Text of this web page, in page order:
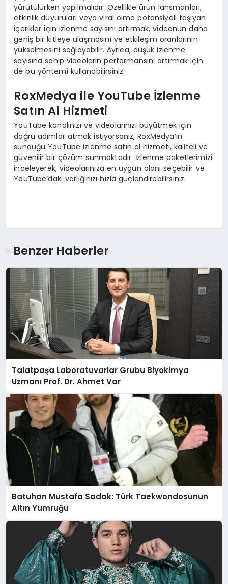
yürütülürken yapılmalıdır. Özellikle ürün lansmanları,
etkinlik duyuruları veya viral olma potansiyeli taşıyan
içerikler için izlenme sayısını artırmak, videonun daha
geniş bir kitleye ulaşmasını ve etkileşim oranlarının
yükselmesini sağlayabilir. Ayrıca, düşük izlenme
sayısına sahip videoların performansını artırmak için
de bu yöntemi kullanabilirsiniz.
RoxMedya ile YouTube İzlenme
Satın Al Hizmeti
YouTube kanalınızı ve videolarınızı büyütmek için
doğru adımlar atmak istiyorsanız, RoxMedya’in
sunduğu YouTube izlenme satın al hizmeti, kaliteli ve
güvenilir bir çözüm sunmaktadır. İzlenme paketlerimizi
inceleyerek, videolarınıza en uygun olanı seçebilir ve
YouTube’daki varlığınızı hızla güçlendirebilirsiniz.
Benzer Haberler
Talatpaşa Laboratuvarlar Grubu Biyokimya
Uzmanı Prof. Dr. Ahmet Var
Batuhan Mustafa Sadak: Türk Taekwondosunun
Altın Yumruğu